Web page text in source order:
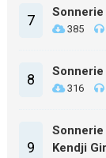
7 Sonnerie
385
8
316
9
Kendji